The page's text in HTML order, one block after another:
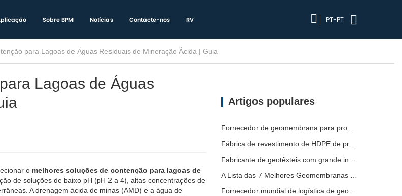
Sobre BPM Notícias Contacte-nos RV PT-PT
para Lagoas de Águas Residuais de Mineração Ácida | Guia
Lagoas de Águas
o melhores soluções de contenção para lagoas de
de soluções de baixo pH (pH 2 a 4), altas concentrações de
A drenagem ácida de minas (AMD) e a água de
Artigos populares
Fornecedor de geomembrana para promotores de infraestruturas
Fornecedor mundial de logística de geomembrana